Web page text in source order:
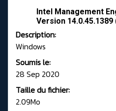
Intel Management
Version 14.0.45.1389
Description:
Windows
Soumis le:
28 Sep 2020
Taille du fichier:
2.09Mo